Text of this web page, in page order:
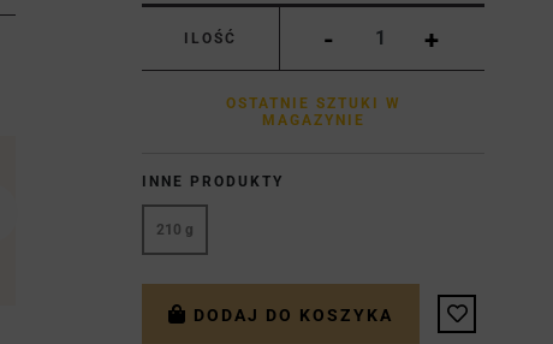
ILOŚĆ - +
OSTATNIE SZTUKI W
MAGAZYNIE
INNE PRODUKTY
210 g
DODAJ DO KOSZYKA